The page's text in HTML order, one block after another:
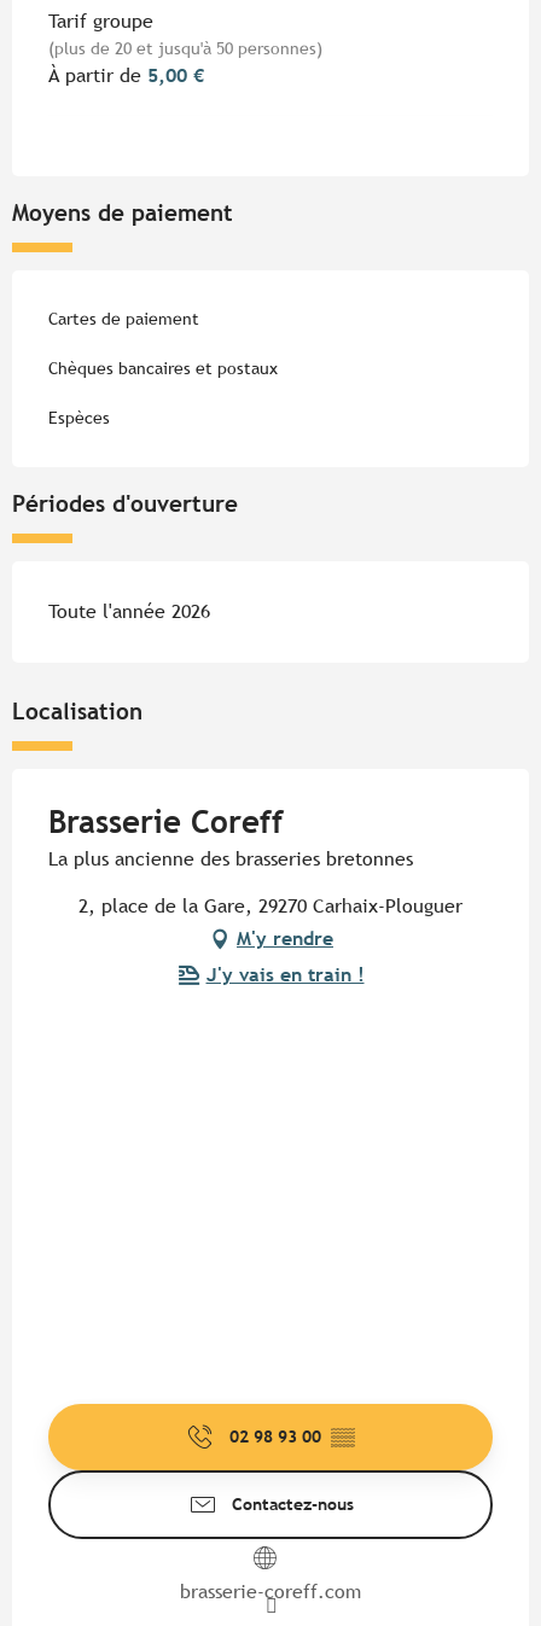
Tarif groupe
(plus de 20 et jusqu'à 50 personnes)
À partir de 5,00 €
Moyens de paiement
Cartes de paiement
Chèques bancaires et postaux
Espèces
Périodes d'ouverture
Toute l'année 2026
Localisation
Brasserie Coreff
La plus ancienne des brasseries bretonnes
2, place de la Gare, 29270 Carhaix-Plouguer
M'y rendre
J'y vais en train !
02 98 93 00 ▒▒
Contactez-nous
brasserie-coreff.com